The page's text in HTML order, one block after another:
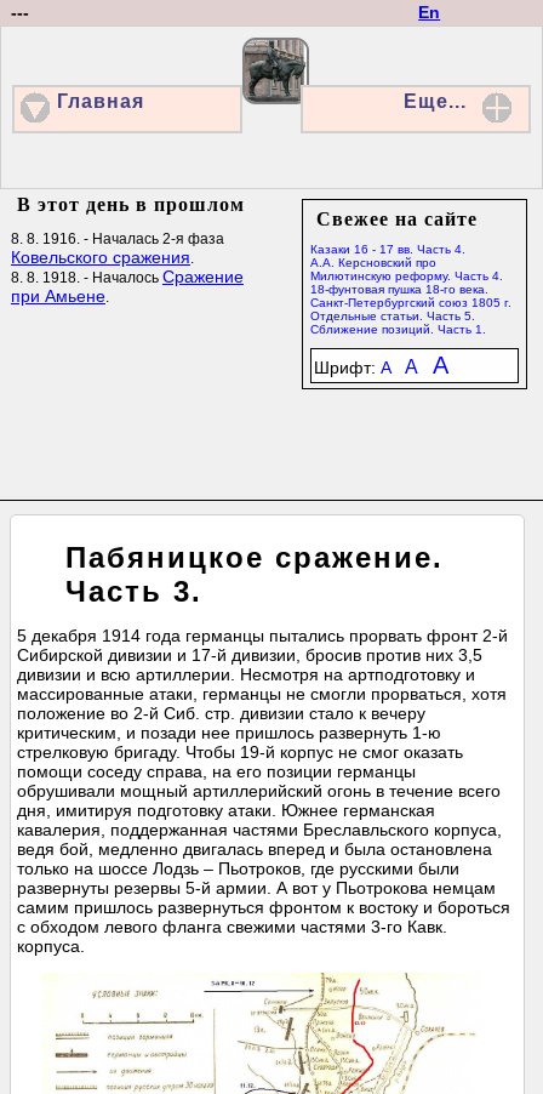
En
---
Главная Еще...
Свежее на сайте
Казаки 16 - 17 вв. Часть 4.
А.А. Керсновский про
Милютинскую реформу. Часть 4.
18-фунтовая пушка 18-го века.
Санкт-Петербургский союз 1805 г.
Отдельные статьи. Часть 5.
Сближение позиций. Часть 1.
Шрифт: A A A
В этот день в прошлом
8. 8. 1916. - Началась 2-я фаза
Ковельского сражения.
8. 8. 1918. - Началось Сражение
при Амьене.
Пабяницкое сражение.
Часть 3.
5 декабря 1914 года германцы пытались прорвать фронт 2-й
Сибирской дивизии и 17-й дивизии, бросив против них 3,5
дивизии и всю артиллерии. Несмотря на артподготовку и
массированные атаки, германцы не смогли прорваться, хотя
положение во 2-й Сиб. стр. дивизии стало к вечеру
критическим, и позади нее пришлось развернуть 1-ю
стрелковую бригаду. Чтобы 19-й корпус не смог оказать
помощи соседу справа, на его позиции германцы
обрушивали мощный артиллерийский огонь в течение всего
дня, имитируя подготовку атаки. Южнее германская
кавалерия, поддержанная частями Бреславльского корпуса,
ведя бой, медленно двигалась вперед и была остановлена
только на шоссе Лодзь – Пьотроков, где русскими были
развернуты резервы 5-й армии. А вот у Пьотрокова немцам
самим пришлось развернуться фронтом к востоку и бороться
с обходом левого фланга свежими частями 3-го Кавк.
корпуса.